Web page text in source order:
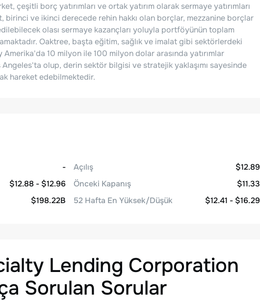
çeşitli borç yatırımları ve ortak yatırım olarak sermaye yatırımları
birinci ve ikinci derecede rehin hakkı olan borçlar, mezzanine borçlar
olası sermaye kazançları yoluyla portföyünün toplam
Oaktree, başta eğitim, sağlık ve imalat gibi sektörlerdeki
10 milyon ile 100 milyon dolar arasında yatırımlar
olup, derin sektör bilgisi ve stratejik yaklaşımı sayesinde
hareket edebilmektedir.
-
$12.88 - $12.96
$198.22B
Açılış
$12.89
Önceki Kapanış
$11.33
52 Hafta En Yüksek/Düşük
$12.41 - $16.29
Lending Corporation
Sorulan Sorular